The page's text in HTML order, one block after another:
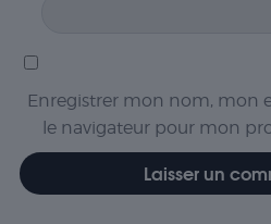
Enregistrer mon nom, mon
le navigateur pour mon